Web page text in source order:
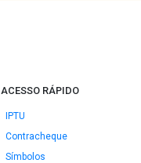
ACESSO RÁPIDO
IPTU
Contracheque
Símbolos